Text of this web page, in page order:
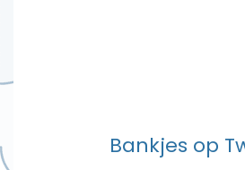
Bankjes op